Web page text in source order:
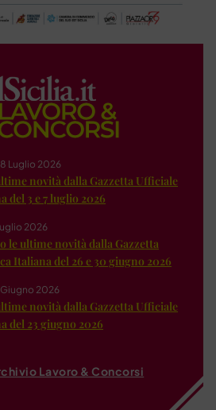
Luglio 2026
novità dalla Gazzetta Ufficiale
del 3 e 7 luglio 2026
2026
le ultime novità dalla Gazzetta
Italiana del 26 e 30 giugno 2026
2026
novità dalla Gazzetta Ufficiale
del 23 giugno 2026
Lavoro & Concorsi